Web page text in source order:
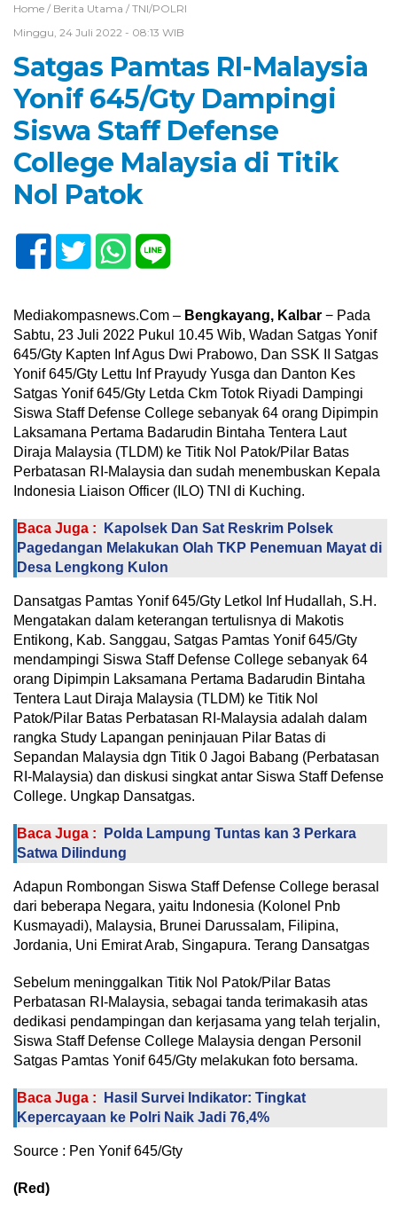
Home / Berita Utama / TNI/POLRI
Minggu, 24 Juli 2022 - 08:13 WIB
Satgas Pamtas RI-Malaysia
Yonif 645/Gty Dampingi
Siswa Staff Defense
College Malaysia di Titik
Nol Patok
Mediakompasnews.Com – Bengkayang, Kalbar − Pada
Sabtu, 23 Juli 2022 Pukul 10.45 Wib, Wadan Satgas Yonif
645/Gty Kapten Inf Agus Dwi Prabowo, Dan SSK II Satgas
Yonif 645/Gty Lettu Inf Prayudy Yusga dan Danton Kes
Satgas Yonif 645/Gty Letda Ckm Totok Riyadi Dampingi
Siswa Staff Defense College sebanyak 64 orang Dipimpin
Laksamana Pertama Badarudin Bintaha Tentera Laut
Diraja Malaysia (TLDM) ke Titik Nol Patok/Pilar Batas
Perbatasan RI-Malaysia dan sudah menembuskan Kepala
Indonesia Liaison Officer (ILO) TNI di Kuching.
Baca Juga :
Kapolsek Dan Sat Reskrim Polsek
Pagedangan Melakukan Olah TKP Penemuan Mayat di
Desa Lengkong Kulon
Dansatgas Pamtas Yonif 645/Gty Letkol Inf Hudallah, S.H.
Mengatakan dalam keterangan tertulisnya di Makotis
Entikong, Kab. Sanggau, Satgas Pamtas Yonif 645/Gty
mendampingi Siswa Staff Defense College sebanyak 64
orang Dipimpin Laksamana Pertama Badarudin Bintaha
Tentera Laut Diraja Malaysia (TLDM) ke Titik Nol
Patok/Pilar Batas Perbatasan RI-Malaysia adalah dalam
rangka Study Lapangan peninjauan Pilar Batas di
Sepandan Malaysia dgn Titik 0 Jagoi Babang (Perbatasan
RI-Malaysia) dan diskusi singkat antar Siswa Staff Defense
College. Ungkap Dansatgas.
Baca Juga :
Polda Lampung Tuntas kan 3 Perkara
Satwa Dilindung
Adapun Rombongan Siswa Staff Defense College berasal
dari beberapa Negara, yaitu Indonesia (Kolonel Pnb
Kusmayadi), Malaysia, Brunei Darussalam, Filipina,
Jordania, Uni Emirat Arab, Singapura. Terang Dansatgas
Sebelum meninggalkan Titik Nol Patok/Pilar Batas
Perbatasan RI-Malaysia, sebagai tanda terimakasih atas
dedikasi pendampingan dan kerjasama yang telah terjalin,
Siswa Staff Defense College Malaysia dengan Personil
Satgas Pamtas Yonif 645/Gty melakukan foto bersama.
Baca Juga :
Hasil Survei Indikator: Tingkat
Kepercayaan ke Polri Naik Jadi 76,4%
Source : Pen Yonif 645/Gty
(Red)